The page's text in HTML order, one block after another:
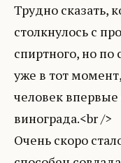
Трудно сказать,
столкнулось с
спиртного, но по
уже в тот
человек
винограда.<br />
Очень скоро